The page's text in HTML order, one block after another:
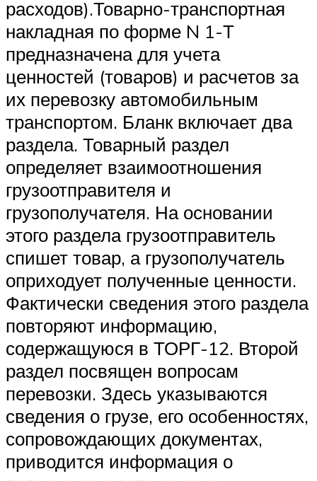
расходов).Товарно-транспортная
накладная по форме N 1-Т
предназначена для учета
ценностей (товаров) и расчетов за
их перевозку автомобильным
транспортом. Бланк включает два
раздела. Товарный раздел
определяет взаимоотношения
грузоотправителя и
грузополучателя. На основании
этого раздела грузоотправитель
спишет товар, а грузополучатель
оприходует полученные ценности.
Фактически сведения этого раздела
повторяют информацию,
содержащуюся в ТОРГ-12. Второй
раздел посвящен вопросам
перевозки. Здесь указываются
сведения о грузе, его особенностях,
сопровождающих документах,
приводится информация о